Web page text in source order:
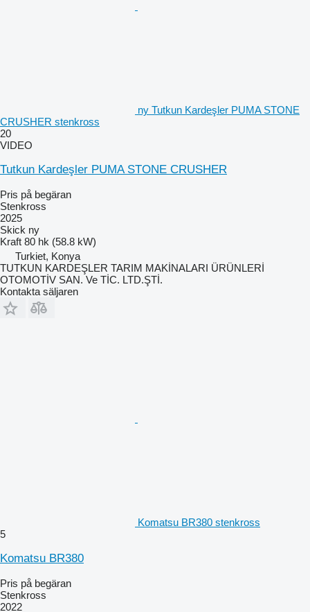
ny Tutkun Kardeşler PUMA STONE
CRUSHER stenkross
20
VIDEO
Tutkun Kardeşler PUMA STONE CRUSHER
Pris på begäran
Stenkross
2025
Skick ny
Kraft 80 hk (58.8 kW)
Turkiet, Konya
TUTKUN KARDEŞLER TARIM MAKİNALARI ÜRÜNLERİ
OTOMOTİV SAN. Ve TİC. LTD.ŞTİ.
Kontakta säljaren
Komatsu BR380 stenkross
5
Komatsu BR380
Pris på begäran
Stenkross
2022